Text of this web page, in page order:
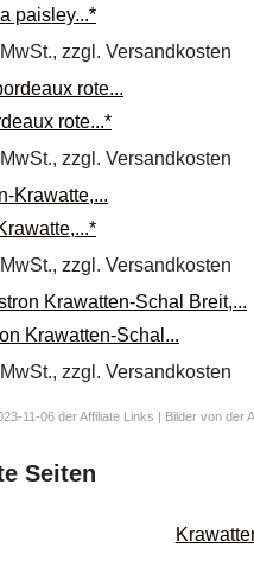
paisley...*
zzgl. Versandkosten
rote...*
zzgl. Versandkosten
zzgl. Versandkosten
Krawatten-Schal...
zzgl. Versandkosten
11-06 der Affiliate Links | Bilder von der
Seiten